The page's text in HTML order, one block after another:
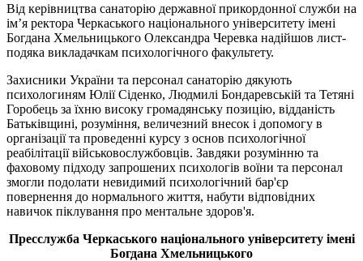
Від керівництва санаторію державної прикордонної служби на
ім’я ректора Черкаського національного університету імені
Богдана Хмельницького Олександра Черевка надійшов лист-
подяка викладачкам психологічного факультету.
Захисники України та персонал санаторію дякують
психологиням Юлії Сіденко, Людмилі Бондаревській та Тетяні
Горобець за їхню високу громадянську позицію, відданість
Батьківщині, розуміння, величезний внесок і допомогу в
організації та проведенні курсу з основ психологічної
реабілітації військовослужбовців. Завдяки розумінню та
фаховому підходу запрошених психологів воїни та персонал
змогли подолати невидимий психологічний бар'єр
повернення до нормального життя, набути відповідних
навичок піклування про ментальне здоров'я.
Пресслужба Черкаського національного університету імені
Богдана Хмельницького